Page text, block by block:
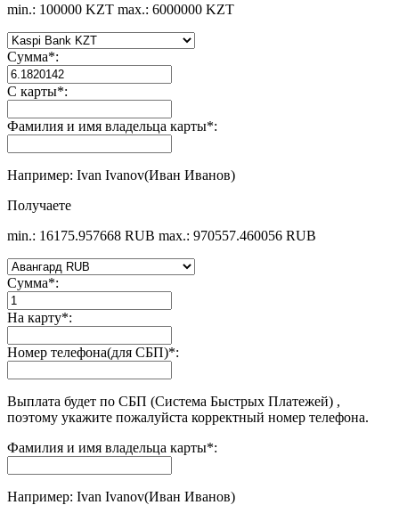
min.: 100000 KZT max.: 6000000 KZT
Сумма*:
С карты*:
Фамилия и имя владельца карты*:
Например: Ivan Ivanov(Иван Иванов)
Получаете
min.: 16175.957668 RUB max.: 970557.460056 RUB
Сумма*:
На карту*:
Номер телефона(для СБП)*:
Выплата будет по СБП (Система Быстрых Платежей) ,
поэтому укажите пожалуйста корректный номер телефона.
Фамилия и имя владельца карты*:
Например: Ivan Ivanov(Иван Иванов)